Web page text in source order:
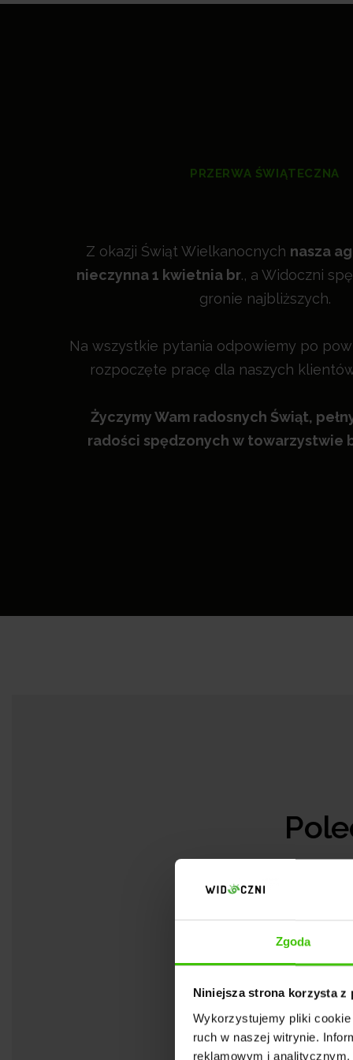
Zgoda
Niniejsza strona korzysta z
Wykorzystujemy pliki
ruch w naszej witrynie.
reklamowym i
PRZERWA ŚWIĄTECZNA
Z okazji Świąt Wielkanocnych nasza
nieczynna 1 kwietnia br., a Widoczni
gronie najbliższych.
Na wszystkie pytania odpowiemy po
rozpoczęte pracę dla naszych
Życzymy Wam radosnych Świąt,
radości spędzonych w towarzystwie
Masz pytania?
Doradzimy